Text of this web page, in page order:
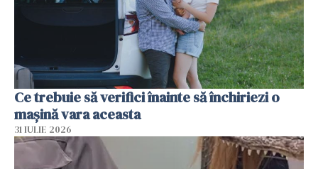
Ce trebuie să verifici înainte să închiriezi o
mașină vara aceasta
31 IULIE 2026